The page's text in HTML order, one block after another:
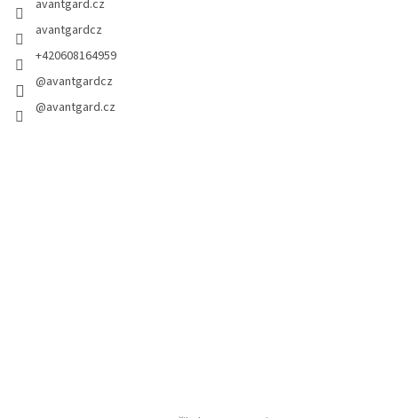
avantgard.cz
avantgardcz
+420608164959
@avantgardcz
@avantgard.cz